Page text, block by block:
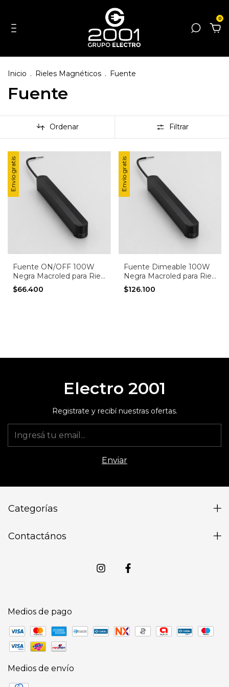
0
Inicio . Rieles Magnéticos . Fuente
Fuente
Ordenar Filtrar
Envío gratis
Fuente ON/OFF 100W
Negra Macroled para Riel
Magnético Skyline 48V
$66.400
Envío gratis
Fuente Dimeable 100W
Negra Macroled para Riel
Magnético Skyline 48V
$126.100
Electro 2001
Registrate y recibí nuestras ofertas.
Categorías
Contactános
Medios de pago
Medios de envío